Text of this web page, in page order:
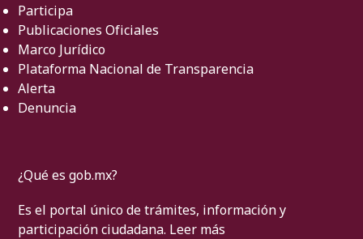
Participa
Publicaciones Oficiales
Marco Jurídico
Plataforma Nacional de Transparencia
Alerta
Denuncia
¿Qué es gob.mx?
Es el portal único de trámites, información y
participación ciudadana. Leer más